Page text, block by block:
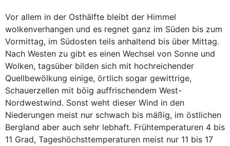
Vor allem in der Osthälfte bleibt der Himmel
wolkenverhangen und es regnet ganz im Süden bis zum
Vormittag, im Südosten teils anhaltend bis über Mittag.
Nach Westen zu gibt es einen Wechsel von Sonne und
Wolken, tagsüber bilden sich mit hochreichender
Quellbewölkung einige, örtlich sogar gewittrige,
Schauerzellen mit böig auffrischendem West-
Nordwestwind. Sonst weht dieser Wind in den
Niederungen meist nur schwach bis mäßig, im östlichen
Bergland aber auch sehr lebhaft. Frühtemperaturen 4 bis
11 Grad, Tageshöchsttemperaturen meist nur 11 bis 17